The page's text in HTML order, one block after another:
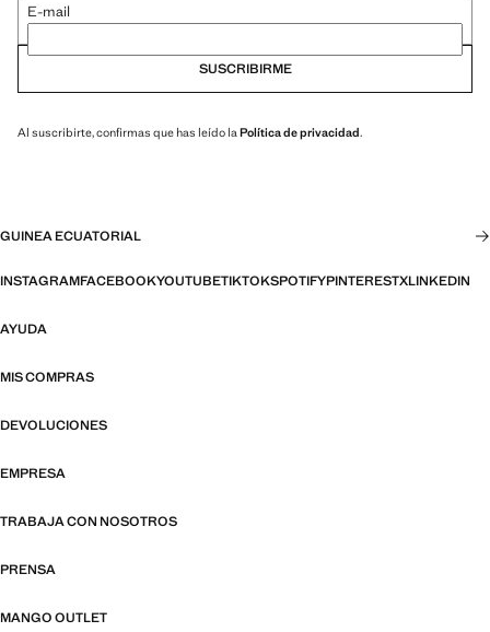
E-mail
SUSCRIBIRME
Al suscribirte, confirmas que has leído la Política de privacidad.
GUINEA ECUATORIAL
INSTAGRAMFACEBOOKYOUTUBETIKTOKSPOTIFYPINTERESTXLINKEDIN
AYUDA
MIS COMPRAS
DEVOLUCIONES
EMPRESA
TRABAJA CON NOSOTROS
PRENSA
MANGO OUTLET